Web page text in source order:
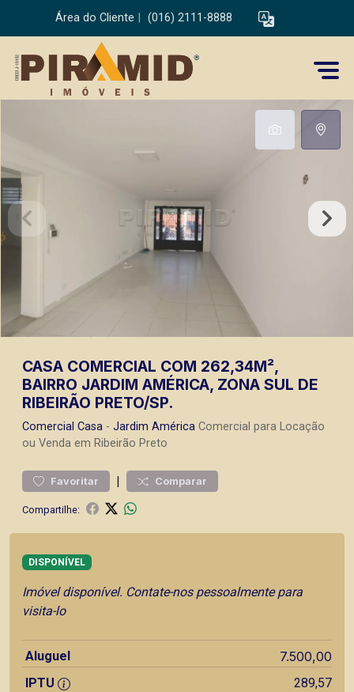
Área do Cliente (016) 2111-8888
CASA COMERCIAL COM 262,34M²,
BAIRRO JARDIM AMÉRICA, ZONA SUL DE
RIBEIRÃO PRETO/SP.
Comercial Casa - Jardim América Comercial para Locação
ou Venda em Ribeirão Preto
Favoritar | Comparar
Compartilhe:
DISPONÍVEL
Imóvel disponível. Contate-nos pessoalmente para
visita-lo
Aluguel 7.500,00
IPTU
289,57